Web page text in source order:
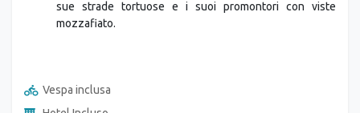
mozzafiato.
Hotel Incluso